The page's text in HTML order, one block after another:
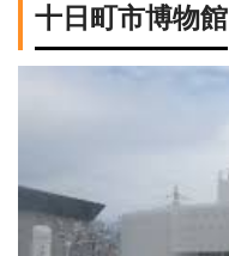
十日町市博物館